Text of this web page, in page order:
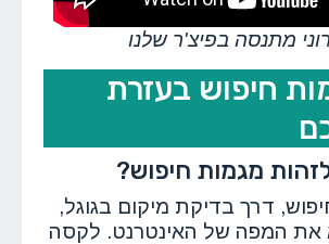
מתנסה בפיצ'ר שלנו
חיפוש בעזרת
מגמות חיפוש?
דרך בדיקת מיקום בגוגל,
את המפה של האינטרנט. לקסה